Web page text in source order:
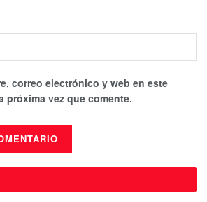
correo electrónico y web en este
próxima vez que comente.